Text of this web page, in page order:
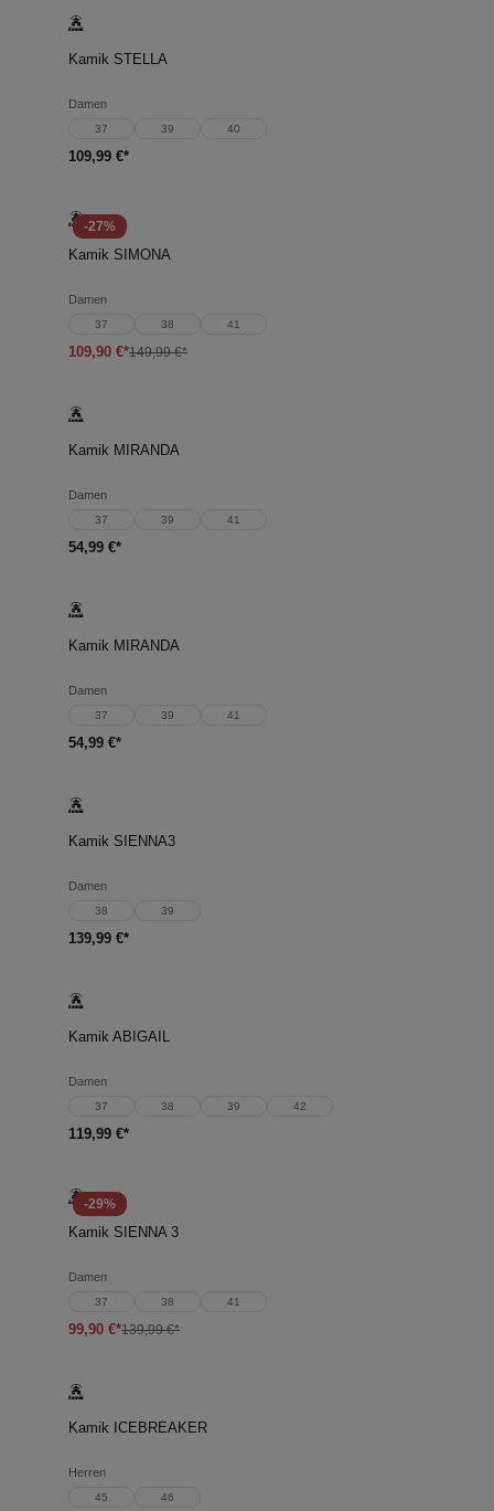
Kamik STELLA
Damen
37 39 40
109,99 €*
-27%
Kamik SIMONA
Damen
37 38 41
109,90 €*149,99 €*
Kamik MIRANDA
Damen
37 39 41
54,99 €*
Kamik MIRANDA
Damen
37 39 41
54,99 €*
Kamik SIENNA3
Damen
38 39
139,99 €*
Kamik ABIGAIL
Damen
37 38 39 42
119,99 €*
-29%
Kamik SIENNA 3
Damen
37 38 41
99,90 €*139,99 €*
Kamik ICEBREAKER
Herren
45 46